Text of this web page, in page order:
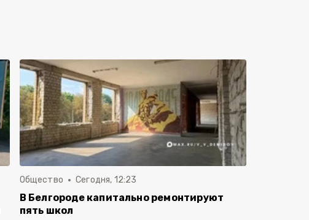
Общество Сегодня, 12:23
В Белгороде капитально ремонтируют
пять школ